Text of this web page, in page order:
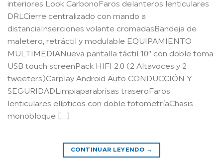
interiores Look CarbonoFaros delanteros lenticulares
DRLCierre centralizado con mando a
distanciaInserciones volante cromadasBandeja de
maletero, retráctil y modulable EQUIPAMIENTO
MULTIMEDIANueva pantalla táctil 10’’ con doble toma
USB touch screenPack HIFI 2.0 (2 Altavoces y 2
tweeters)Carplay Android Auto CONDUCCIÓN Y
SEGURIDADLimpiaparabrisas traseroFaros
lenticulares elípticos con doble fotometríaChasis
monobloque […]
CONTINUAR LEYENDO →